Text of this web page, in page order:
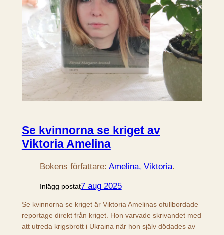
Se kvinnorna se kriget av
Viktoria Amelina
Bokens författare: Amelina, Viktoria.
Inlägg postat7 aug 2025
Se kvinnorna se kriget är Viktoria Amelinas ofullbordade
reportage direkt från kriget. Hon varvade skrivandet med
att utreda krigsbrott i Ukraina när hon själv dödades av